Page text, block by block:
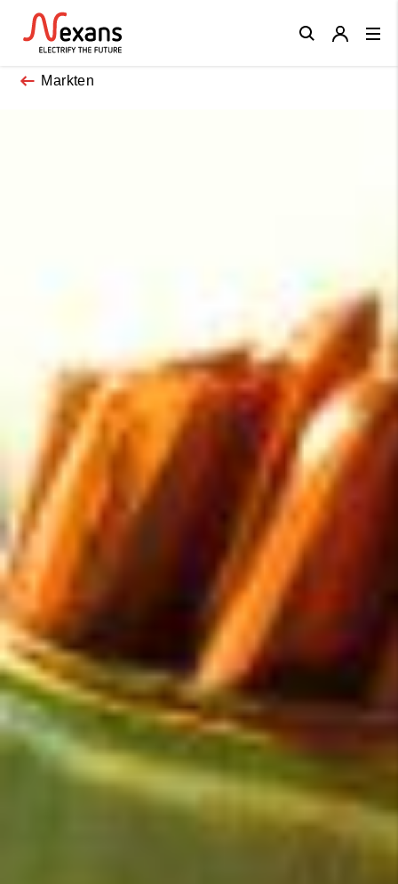
Markten
Close